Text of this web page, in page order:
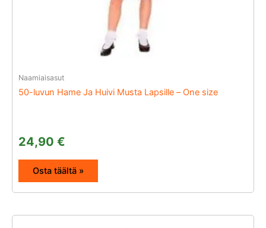
Naamiaisasut
50-luvun Hame Ja Huivi Musta Lapsille – One size
24,90 €
Osta täältä »